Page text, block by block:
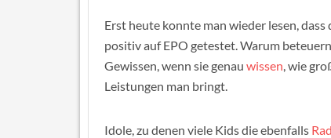
Erst heute konnte man wieder lesen,
positiv auf EPO getestet. Warum
Gewissen, wenn sie genau wissen, wie
Leistungen man bringt.
Idole, zu denen viele Kids die ebenfalls Rad